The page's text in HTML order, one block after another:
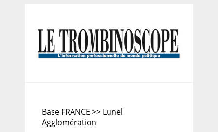
Base FRANCE >> Lunel
Agglomération